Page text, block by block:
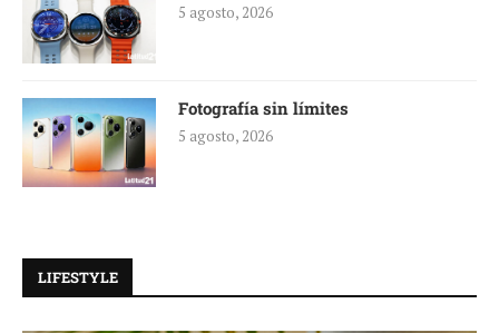
5 agosto, 2026
Fotografía sin límites
5 agosto, 2026
LIFESTYLE